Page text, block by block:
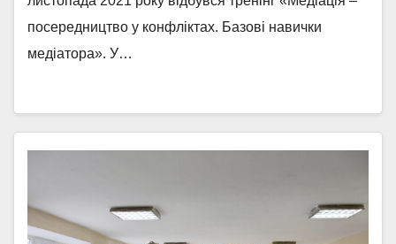
посередництво у конфліктах. Базові навички
медіатора». У…